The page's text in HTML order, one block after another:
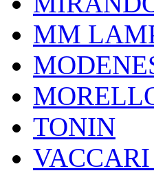
MM
TONIN